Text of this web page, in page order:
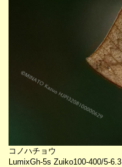
コノハチョウ
LumixGh-5s Zuiko100-400/5-6.3